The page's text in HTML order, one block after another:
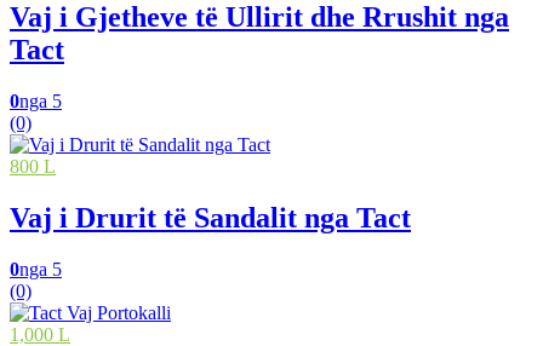
Vaj i Gjetheve të Ullirit dhe Rrushit nga
Tact
0nga 5
(0)
800 L
Vaj i Drurit të Sandalit nga Tact
0nga 5
(0)
1,000 L